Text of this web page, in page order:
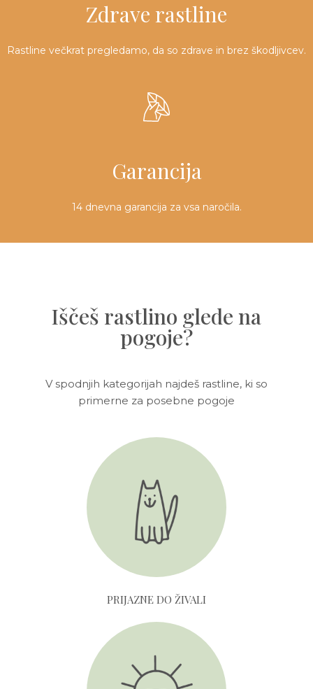
Zdrave rastline
Rastline večkrat pregledamo, da so zdrave in brez škodljivcev.
Garancija
14 dnevna garancija za vsa naročila.
Iščeš rastlino glede na
pogoje?
V spodnjih kategorijah najdeš rastline, ki so
primerne za posebne pogoje
PRIJAZNE DO ŽIVALI